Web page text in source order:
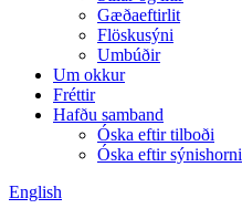
Gæðaeftirlit
Flöskusýni
Umbúðir
Um okkur
Fréttir
Hafðu samband
Óska eftir tilboði
Óska eftir sýnishorni
English